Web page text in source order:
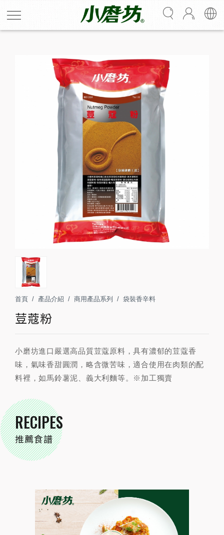
首頁 產品介紹 商用產品系列 袋裝香辛料
荳蔻粉
小磨坊進口嚴選高品質荳蔻原料，具有濃郁的荳蔻香
味，氣味香甜圓潤，略含微苦味，適合使用在肉類的配
料裡，如馬鈴薯泥、義大利麵等。※加工獨賣
RECIPES
推薦食譜